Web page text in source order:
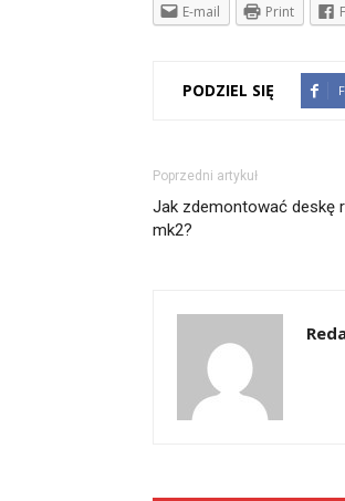
E-mail Print
PODZIEL SIĘ
Poprzedni artykuł
Jak zdemontować deskę
mk2?